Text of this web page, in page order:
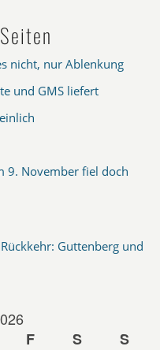
nicht, nur Ablenkung
und GMS liefert
9. November fiel doch
Guttenberg und
F S
S